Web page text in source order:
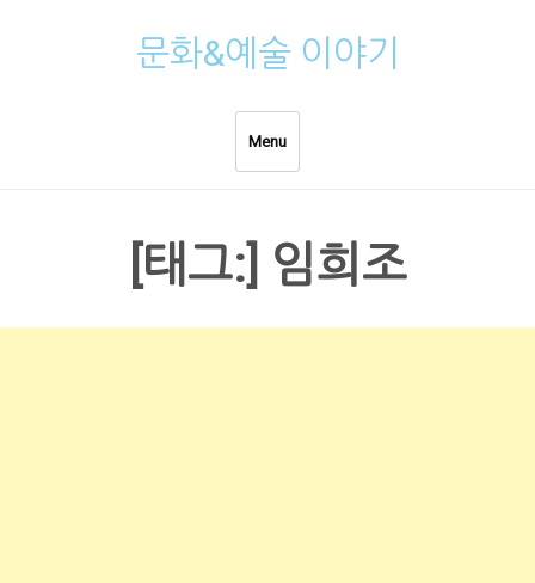
문화&예술 이야기
Menu
[태그:] 임희조